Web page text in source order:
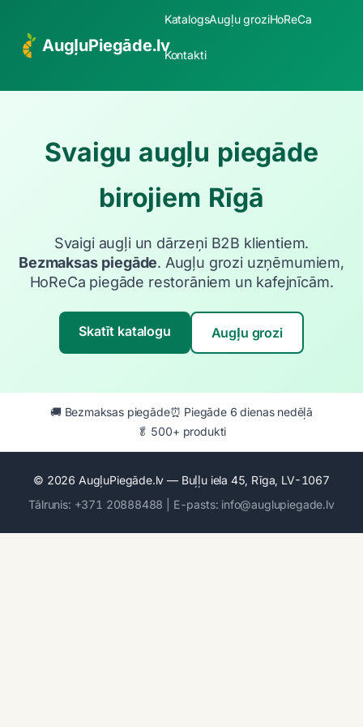
AugļuPiegāde.lv
KatalogsAugļu groziHoReCa
Kontakti
Svaigu augļu piegāde
birojiem Rīgā
Svaigi augļi un dārzeņi B2B klientiem.
Bezmaksas piegāde. Augļu grozi uzņēmumiem,
HoReCa piegāde restorāniem un kafejnīcām.
Skatīt katalogu Augļu grozi
🚚 Bezmaksas piegāde⏰ Piegāde 6 dienas nedēļā
🥬 500+ produkti
© 2026 AugļuPiegāde.lv — Buļļu iela 45, Rīga, LV-1067
Tālrunis: +371 20888488 | E-pasts: info@auglupiegade.lv